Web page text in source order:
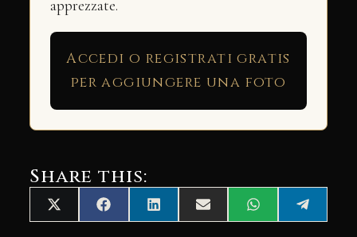
apprezzate.
Accedi o registrati gratis
per aggiungere una foto
Share this:
Share
on
X
(Twitter)
Share
on
FacebookShare
on
LinkedInShare
on
Email Share
on
WhatsAppShare
on